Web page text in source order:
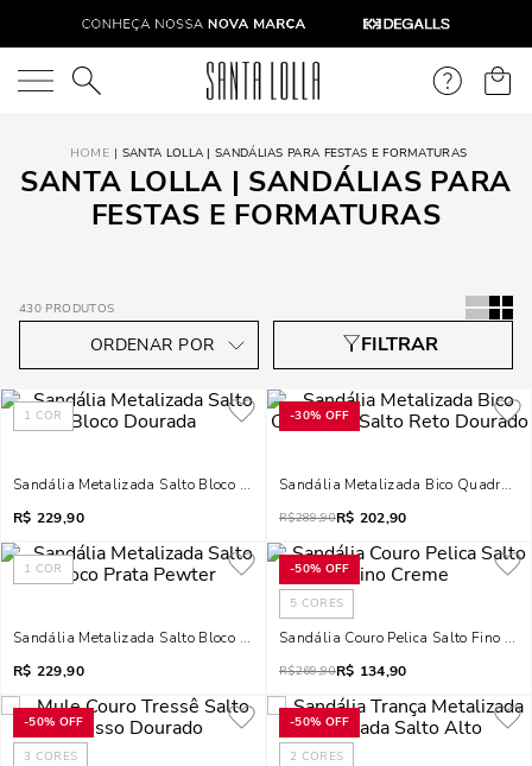
O que você está procurando?
SANTA LOLLA | SANDÁLIAS PARA FESTAS E FORMATURAS
SANTA LOLLA | SANDÁLIAS PARA
FESTAS E FORMATURAS
430 PRODUTOS
1 COR
Sandália Metalizada Salto Bloco Dourada
R$ 229,90
-30% OFF
Sandália Metalizada Bico Quadrado
R$289,90R$ 202,90
1 COR
Sandália Metalizada Salto Bloco Prata Pewter
R$ 229,90
-50% OFF
5 CORES
Sandália Couro Pelica Salto Fino
R$269,90R$ 134,90
-50% OFF
3 CORES
-50% OFF
2 CORES